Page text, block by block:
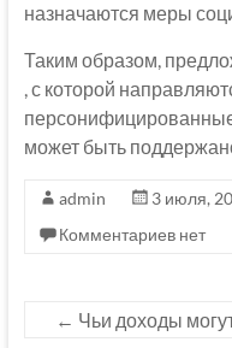
назначаются меры
Таким образом,
, с которой
может быть
admin 3 июля,
Комментариев нет
← Чьи доходы